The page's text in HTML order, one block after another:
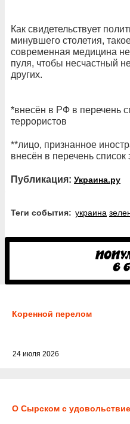
Как свидетельствует
минувшего столетия,
современная медицина
пуля, чтобы несчастный
других.
*внесён в РФ в перечень
террористов
**лицо, признанное
внесён в перечень список
Публикация: Украина.ру
Теги события: украина
Коренной перелом
24 июля 2026
О Сырском с